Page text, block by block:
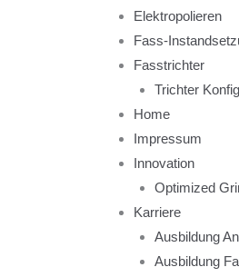
Elektropolieren
Fass-
Fasstrichter
Trichter
Home
Impressum
Innovation
Optimized
Karriere
Ausbildung
Ausbildung